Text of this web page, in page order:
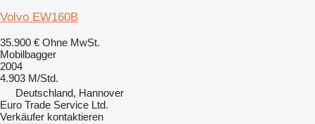
Volvo EW160B
35.900 € Ohne MwSt.
Mobilbagger
2004
4.903 M/Std.
Deutschland, Hannover
Euro Trade Service Ltd.
Verkäufer kontaktieren